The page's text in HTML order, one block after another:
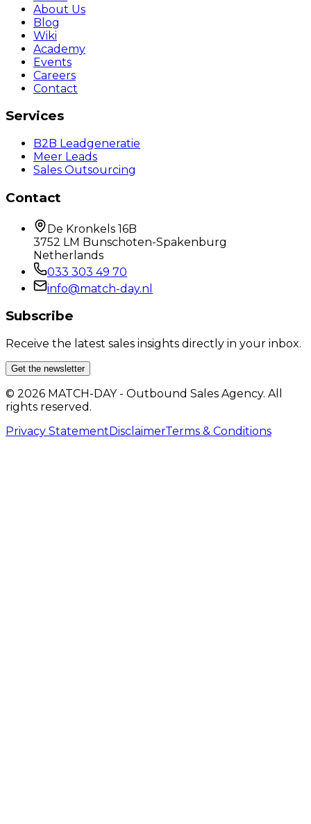
About Us
Blog
Wiki
Academy
Events
Careers
Contact
Services
B2B Leadgeneratie
Meer Leads
Sales Outsourcing
Contact
De Kronkels 16B
3752 LM Bunschoten-Spakenburg
Netherlands
033 303 49 70
info@match-day.nl
Subscribe
Receive the latest sales insights directly in your inbox.
Get the newsletter
© 2026 MATCH-DAY - Outbound Sales Agency. All
rights reserved.
Privacy StatementDisclaimerTerms & Conditions